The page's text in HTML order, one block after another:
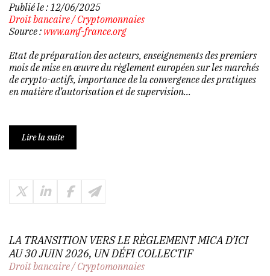
Publié le : 12/06/2025
Droit bancaire/Cryptomonnaies
Source : www.amf-france.org
Etat de préparation des acteurs, enseignements des premiers
mois de mise en œuvre du règlement européen sur les marchés
de crypto-actifs, importance de la convergence des pratiques
en matière d’autorisation et de supervision...
Lire la suite
LA TRANSITION VERS LE RÈGLEMENT MICA D’ICI
AU 30 JUIN 2026, UN DÉFI COLLECTIF
Droit bancaire/Cryptomonnaies